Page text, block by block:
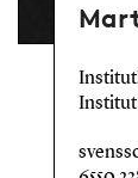
Institut